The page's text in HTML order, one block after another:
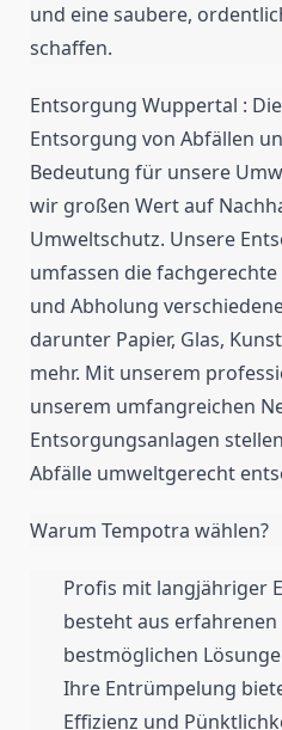
und eine saubere,
schaffen.
Entsorgung Wuppertal :
Entsorgung von Abfällen
Bedeutung für unsere
wir großen Wert auf
Umweltschutz. Unsere
umfassen die
und Abholung
darunter Papier, Glas,
mehr. Mit unserem
unserem umfangreichen
Entsorgungsanlagen
Abfälle umweltgerecht
Warum Tempotra wählen?
Profis mit langjähriger
besteht aus erfahrenen
bestmöglichen
Ihre Entrümpelung
Effizienz und